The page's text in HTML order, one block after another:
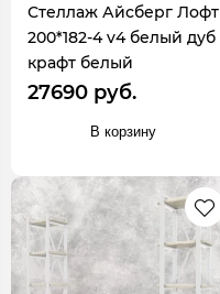
Стеллаж Айсберг Лофт
200*182-4 v4 белый дуб
крафт белый
27690 руб.
В корзину